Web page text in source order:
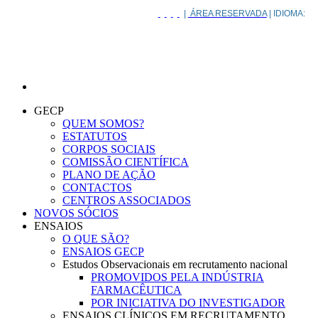
ÁREA RESERVADA| IDIOMA:
GECP
QUEM SOMOS?
ESTATUTOS
CORPOS SOCIAIS
COMISSÃO CIENTÍFICA
PLANO DE AÇÃO
CONTACTOS
CENTROS ASSOCIADOS
NOVOS SÓCIOS
ENSAIOS
O QUE SÃO?
ENSAIOS GECP
Estudos Observacionais em recrutamento nacional
PROMOVIDOS PELA INDÚSTRIA
FARMACÊUTICA
POR INICIATIVA DO INVESTIGADOR
ENSAIOS CLÍNICOS EM RECRUTAMENTO